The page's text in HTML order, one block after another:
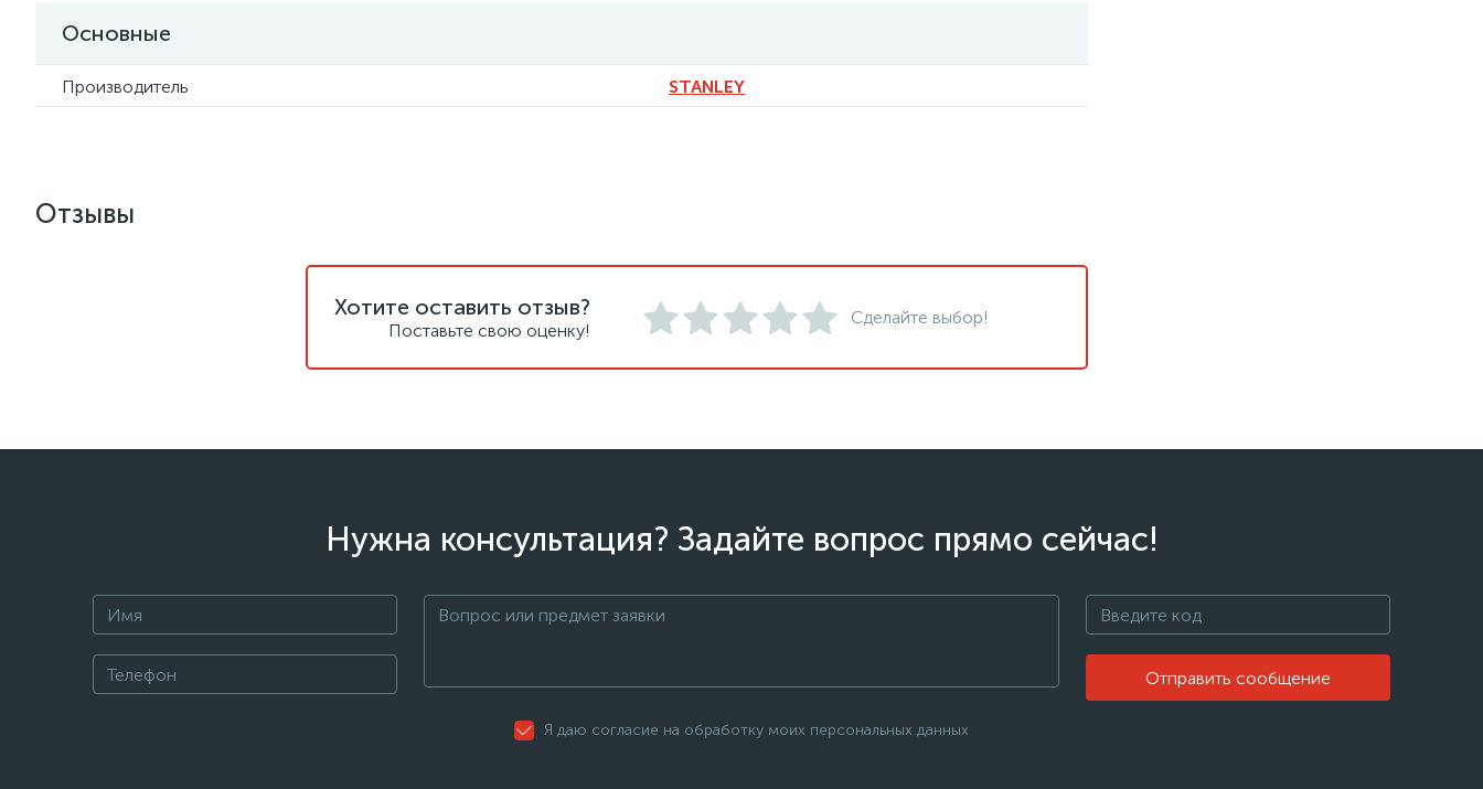
Основные
Производитель STANLEY
Отзывы
Хотите оставить отзыв?
Поставьте свою оценку!
Сделайте выбор!
Нужна консультация? Задайте вопрос прямо сейчас!
Отправить сообщение
Я даю согласие на обработку моих персональных данных